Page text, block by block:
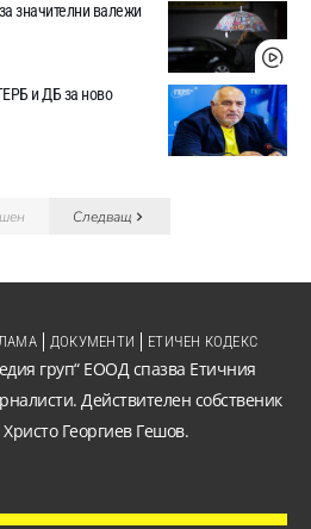
значителни валежи
и ДБ за ново
Следващ
груп“ ЕООД спазва Етичния
Действителен собственик
Георгиев Гешов.
ДОКУМЕНТИ ЕТИЧЕН КОДЕКС